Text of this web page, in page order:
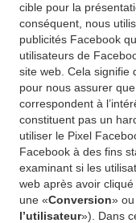
cible pour la
conséquent, nous
publicités Facebook
utilisateurs de
site web. Cela signifie
pour nous assurer
correspondent à
constituent pas un
utiliser le Pixel
Facebook à des fins
examinant si les
web après avoir
une «Conversion»
l’utilisateur»). Dans